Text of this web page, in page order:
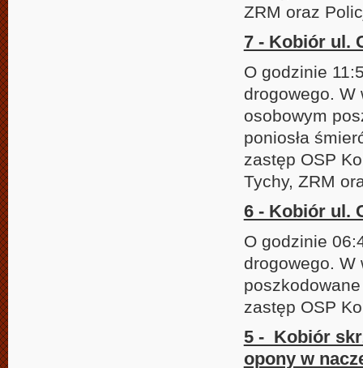
ZRM oraz
7 - Kobiór ul.
O godzinie
drogowego. W
osobowym
poniosła
zastęp OSP
Tychy, ZRM
6 - Kobiór ul.
O godzinie
drogowego. W
zastęp OSP
5 - Kobiór
opony w